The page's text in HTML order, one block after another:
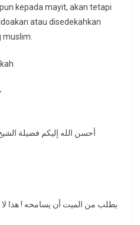
kepada mayit, akan tetapi
atau disedekahkan
muslim.
أحسن الله إليكم فضيلة
يطلب من الميت أن يسامحه ! هذا لا